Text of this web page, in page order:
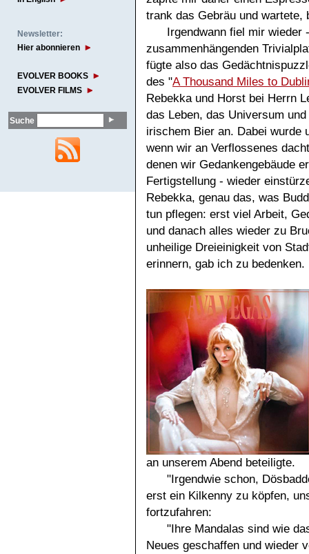
Newsletter:
Hier abonnieren
EVOLVER BOOKS
EVOLVER FILMS
Suche
trank das Gebräu und
Irgendwann fiel mir wieder
zusammenhängenden
fügte also das
des "A Thousand Miles to
Rebekka und Horst bei Herrn
das Leben, das Universum
irischem Bier an. Dabei wurde
wenn wir an Verflossenes
denen wir Gedankengebäude
Fertigstellung - wieder
Rebekka, genau das, was
tun pflegen: erst viel Arbeit,
und danach alles wieder zu
unheilige Dreieinigkeit von
erinnern, gab ich zu bedenken.
an unserem Abend beteiligte.
"Irgendwie schon,
erst ein Kilkenny zu köpfen,
fortzufahren:
"Ihre Mandalas sind wie
Neues geschaffen und wieder